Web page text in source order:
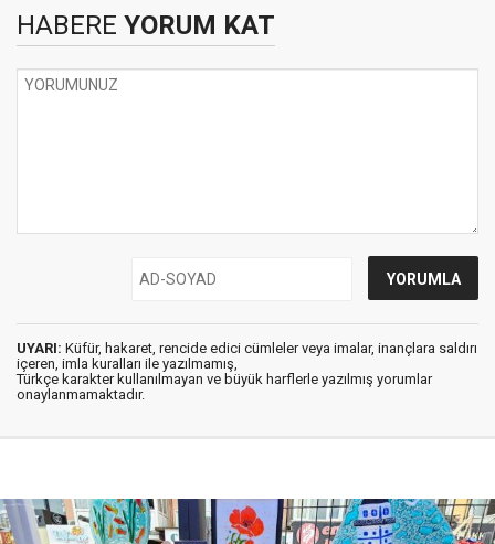
HABERE YORUM KAT
UYARI: Küfür, hakaret, rencide edici cümleler veya imalar, inançlara saldırı
içeren, imla kuralları ile yazılmamış,
Türkçe karakter kullanılmayan ve büyük harflerle yazılmış yorumlar
onaylanmamaktadır.